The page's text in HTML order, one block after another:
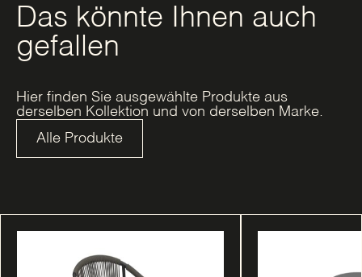
Das könnte Ihnen auch
gefallen
Hier finden Sie ausgewählte Produkte aus
derselben Kollektion und von derselben Marke.
Alle Produkte